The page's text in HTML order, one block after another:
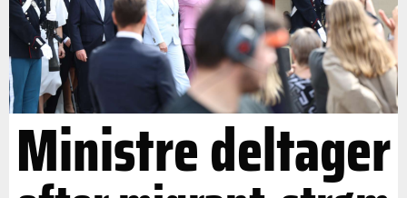
Ministre deltager